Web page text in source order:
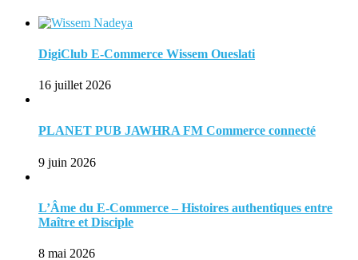
DigiClub E-Commerce Wissem Oueslati
16 juillet 2026
PLANET PUB JAWHRA FM Commerce connecté
9 juin 2026
L’Âme du E-Commerce – Histoires authentiques entre
Maître et Disciple
8 mai 2026